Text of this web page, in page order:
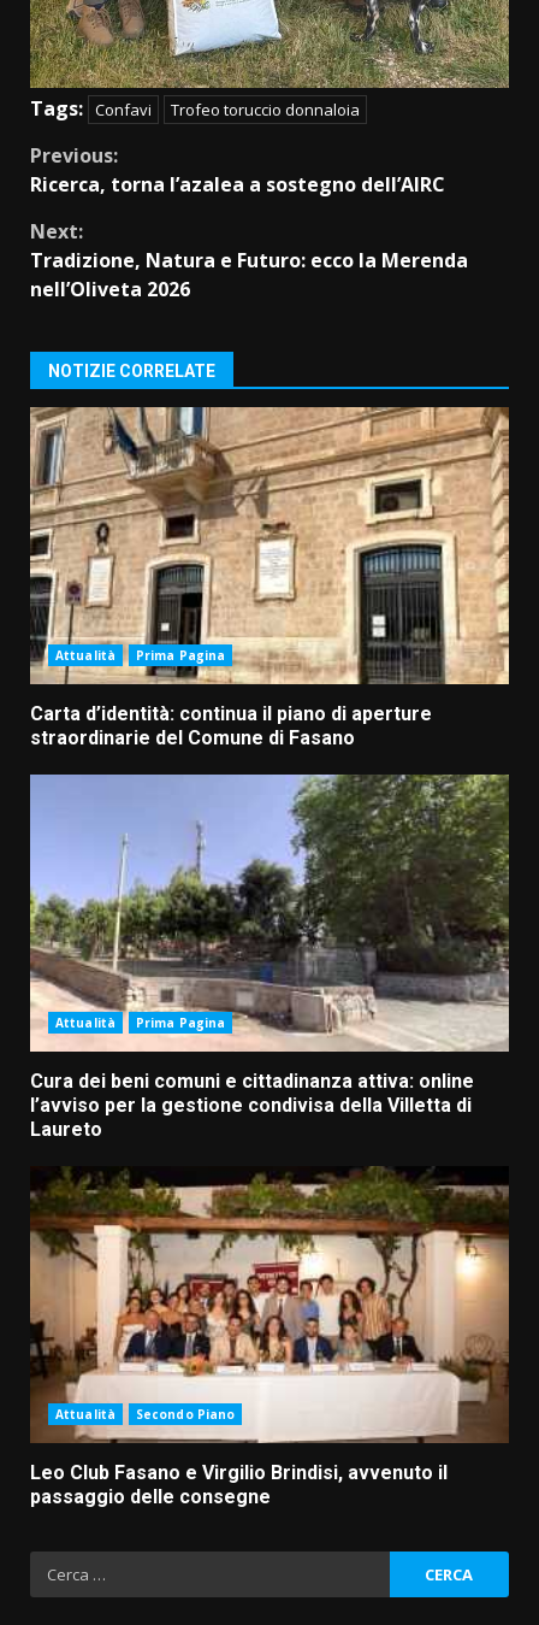
Tags: Confavi Trofeo toruccio donnaloia
Continue
Previous:
Ricerca, torna l’azalea a sostegno dell’AIRC
Next:
Tradizione, Natura e Futuro: ecco la Merenda
nell’Oliveta 2026
NOTIZIE CORRELATE
Attualità Prima Pagina
Carta d’identità: continua il piano di aperture
straordinarie del Comune di Fasano
Attualità Prima Pagina
Cura dei beni comuni e cittadinanza attiva: online
l’avviso per la gestione condivisa della Villetta di
Laureto
Attualità Secondo Piano
Leo Club Fasano e Virgilio Brindisi, avvenuto il
passaggio delle consegne
Ricerca
per: